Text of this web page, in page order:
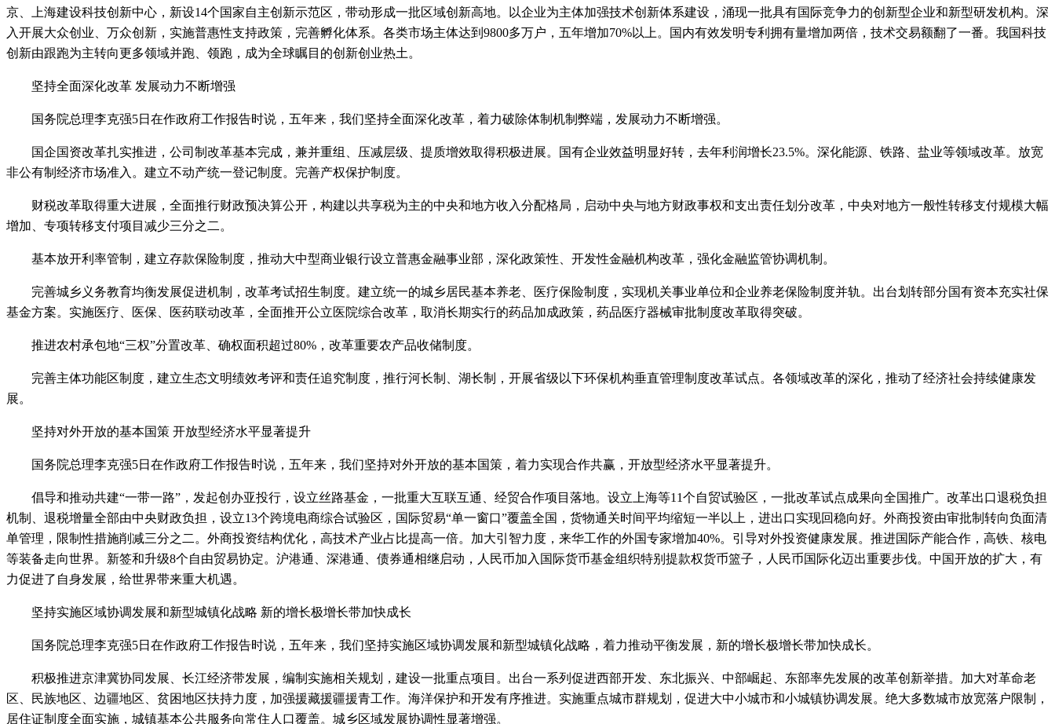
京、上海建设科技创新中心，新设14个国家自主创新示范区，带动形成一批区域创新高地。以企业为主体加强技术创新体系建设，涌现一批具有国际竞争力的创新型企业和新型研发机构。深
入开展大众创业、万众创新，实施普惠性支持政策，完善孵化体系。各类市场主体达到9800多万户，五年增加70%以上。国内有效发明专利拥有量增加两倍，技术交易额翻了一番。我国科技
创新由跟跑为主转向更多领域并跑、领跑，成为全球瞩目的创新创业热土。
坚持全面深化改革 发展动力不断增强
国务院总理李克强5日在作政府工作报告时说，五年来，我们坚持全面深化改革，着力破除体制机制弊端，发展动力不断增强。
国企国资改革扎实推进，公司制改革基本完成，兼并重组、压减层级、提质增效取得积极进展。国有企业效益明显好转，去年利润增长23.5%。深化能源、铁路、盐业等领域改革。放宽
非公有制经济市场准入。建立不动产统一登记制度。完善产权保护制度。
财税改革取得重大进展，全面推行财政预决算公开，构建以共享税为主的中央和地方收入分配格局，启动中央与地方财政事权和支出责任划分改革，中央对地方一般性转移支付规模大幅
增加、专项转移支付项目减少三分之二。
基本放开利率管制，建立存款保险制度，推动大中型商业银行设立普惠金融事业部，深化政策性、开发性金融机构改革，强化金融监管协调机制。
完善城乡义务教育均衡发展促进机制，改革考试招生制度。建立统一的城乡居民基本养老、医疗保险制度，实现机关事业单位和企业养老保险制度并轨。出台划转部分国有资本充实社保
基金方案。实施医疗、医保、医药联动改革，全面推开公立医院综合改革，取消长期实行的药品加成政策，药品医疗器械审批制度改革取得突破。
推进农村承包地“三权”分置改革、确权面积超过80%，改革重要农产品收储制度。
完善主体功能区制度，建立生态文明绩效考评和责任追究制度，推行河长制、湖长制，开展省级以下环保机构垂直管理制度改革试点。各领域改革的深化，推动了经济社会持续健康发
展。
坚持对外开放的基本国策 开放型经济水平显著提升
国务院总理李克强5日在作政府工作报告时说，五年来，我们坚持对外开放的基本国策，着力实现合作共赢，开放型经济水平显著提升。
倡导和推动共建“一带一路”，发起创办亚投行，设立丝路基金，一批重大互联互通、经贸合作项目落地。设立上海等11个自贸试验区，一批改革试点成果向全国推广。改革出口退税负担
机制、退税增量全部由中央财政负担，设立13个跨境电商综合试验区，国际贸易“单一窗口”覆盖全国，货物通关时间平均缩短一半以上，进出口实现回稳向好。外商投资由审批制转向负面清
单管理，限制性措施削减三分之二。外商投资结构优化，高技术产业占比提高一倍。加大引智力度，来华工作的外国专家增加40%。引导对外投资健康发展。推进国际产能合作，高铁、核电
等装备走向世界。新签和升级8个自由贸易协定。沪港通、深港通、债券通相继启动，人民币加入国际货币基金组织特别提款权货币篮子，人民币国际化迈出重要步伐。中国开放的扩大，有
力促进了自身发展，给世界带来重大机遇。
坚持实施区域协调发展和新型城镇化战略 新的增长极增长带加快成长
国务院总理李克强5日在作政府工作报告时说，五年来，我们坚持实施区域协调发展和新型城镇化战略，着力推动平衡发展，新的增长极增长带加快成长。
积极推进京津冀协同发展、长江经济带发展，编制实施相关规划，建设一批重点项目。出台一系列促进西部开发、东北振兴、中部崛起、东部率先发展的改革创新举措。加大对革命老
区、民族地区、边疆地区、贫困地区扶持力度，加强援藏援疆援青工作。海洋保护和开发有序推进。实施重点城市群规划，促进大中小城市和小城镇协调发展。绝大多数城市放宽落户限制，
居住证制度全面实施，城镇基本公共服务向常住人口覆盖。城乡区域发展协调性显著增强。